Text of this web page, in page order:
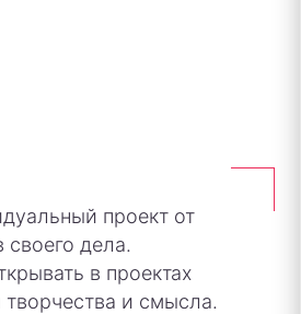
проект от
дела.
в проектах
и смысла.